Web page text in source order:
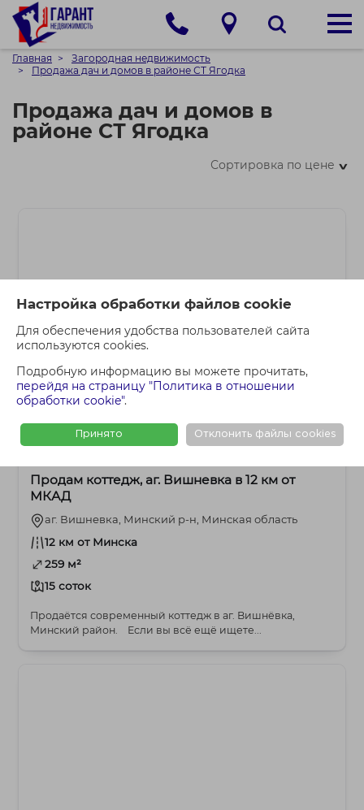
Настройка обработки файлов cookie
Для обеспечения удобства пользователей сайта
используются cookies.
Подробную информацию вы можете прочитать,
перейдя на страницу "Политика в отношении
обработки cookie".
Принято Отклонить файлы cookies
Главная
Загородная недвижимость
Продажа дач и домов в районе СТ Ягодка
Продажа дач и домов в
районе СТ Ягодка
Сортировка по цене>
Мядельское 578 500 BYN
Продам коттедж, аг. Вишневка в 12 км от
МКАД
аг. Вишневка, Минский р-н, Минская область
12 км от Минска
259 м²
15 соток
Продаётся современный коттедж в аг. Вишнёвка,
Минский район. Если вы всё ещё ищете...